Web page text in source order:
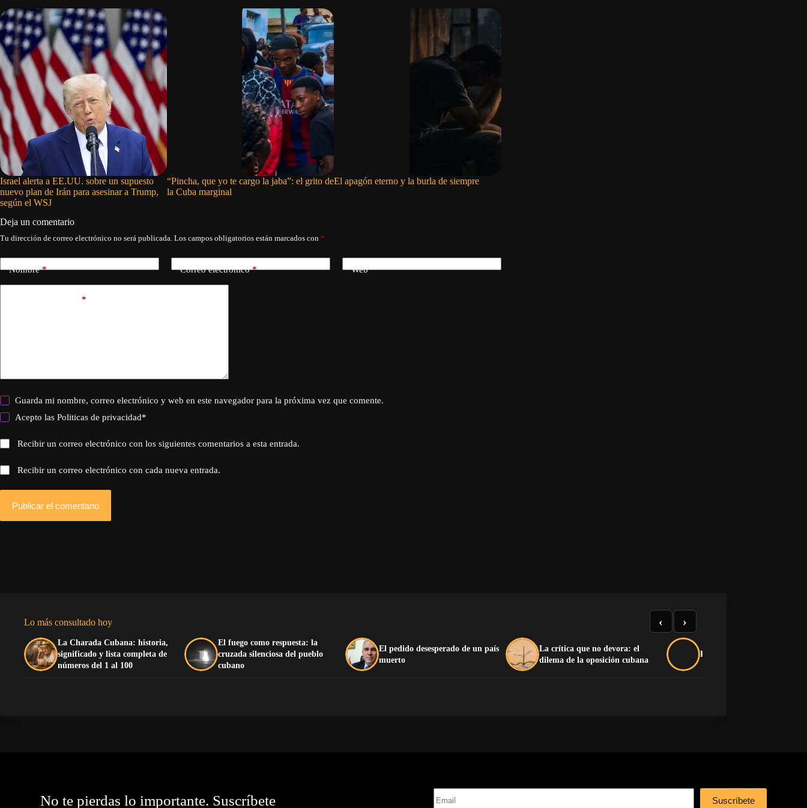
Israel alerta a EE.UU. sobre un supuesto
nuevo plan de Irán para asesinar a Trump,
según el WSJ
“Pincha, que yo te cargo la jaba”: el grito de
la Cuba marginal
El apagón eterno y la burla de siempre
Deja un comentario
Tu dirección de correo electrónico no será publicada. Los campos obligatorios están marcados con *
Nombre* Correo electrónico* Web
*
Guarda mi nombre, correo electrónico y web en este navegador para la próxima vez que comente.
Acepto lasPoliticas de privacidad*
Recibir un correo electrónico con los siguientes comentarios a esta entrada.
Recibir un correo electrónico con cada nueva entrada.
Publicar el comentario
Lo más consultado hoy
La Charada Cubana: historia,
significado y lista completa de
números del 1 al 100
El fuego como respuesta: la
cruzada silenciosa del pueblo
cubano
El pedido desesperado de un país
muerto
La crítica que no devora: el
dilema de la oposición cubana
Buche y pluma na’má
‹ ›
No te pierdas lo importante. Suscríbete Suscríbete